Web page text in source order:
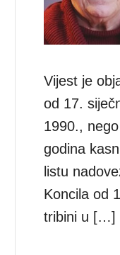
Vijest je
od 17.
1990.,
godina
listu
Koncila od
tribini u […]